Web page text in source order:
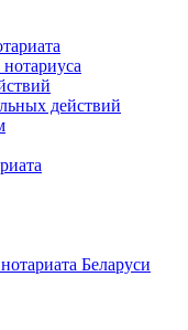
действий
Беларуси